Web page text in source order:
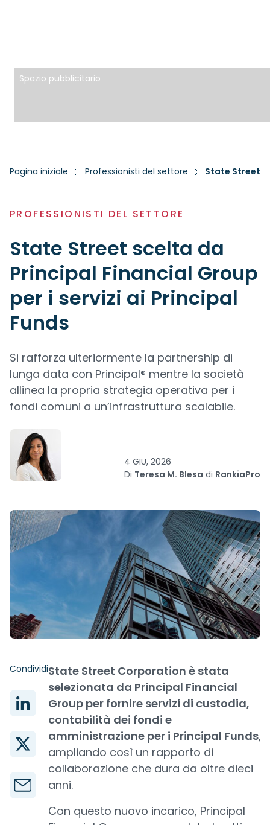
Spazio pubblicitario
Pagina iniziale Professionisti del settore State Street
PROFESSIONISTI DEL SETTORE
State Street scelta da
Principal Financial Group
per i servizi ai Principal
Funds
Si rafforza ulteriormente la partnership di
lunga data con Principal® mentre la società
allinea la propria strategia operativa per i
fondi comuni a un’infrastruttura scalabile.
4 GIU, 2026
Di Teresa M. Blesa di RankiaPro
CondividiState Street Corporation è stata
selezionata da Principal Financial
Group per fornire servizi di custodia,
contabilità dei fondi e
amministrazione per i Principal Funds,
ampliando così un rapporto di
collaborazione che dura da oltre dieci
anni.
Con questo nuovo incarico, Principal